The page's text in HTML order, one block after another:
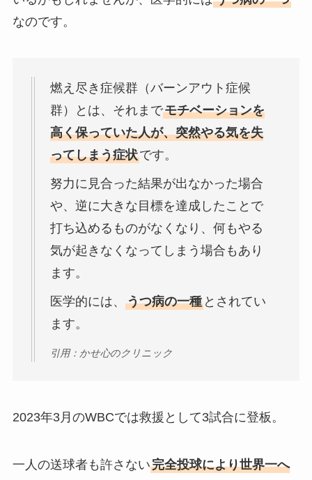
なのです。
燃え尽き症候群（バーンアウト症候
群）とは、それまでモチベーションを
高く保っていた人が、突然やる気を失
ってしまう症状です。
努力に見合った結果が出なかった場合
や、逆に大きな目標を達成したことで
打ち込めるものがなくなり、何もやる
気が起きなくなってしまう場合もあり
ます。
医学的には、 うつ病の一種とされてい
ます。
引用：かせ心のクリニック
2023年3月のWBCでは救援として3試合に登板。
一人の送球者も許さない完全投球により世界一へ